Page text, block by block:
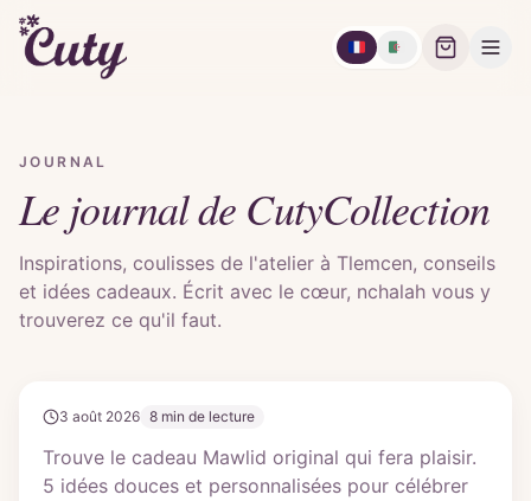
🇫🇷 🇩🇿
JOURNAL
Le journal de CutyCollection
Inspirations, coulisses de l'atelier à Tlemcen, conseils
et idées cadeaux. Écrit avec le cœur, nchalah vous y
trouverez ce qu'il faut.
cadeaux
Ton cadeau Mawlid original : 5 idées
qui touchent le cœur
3 août 2026 8 min de lecture
Trouve le cadeau Mawlid original qui fera plaisir.
5 idées douces et personnalisées pour célébrer